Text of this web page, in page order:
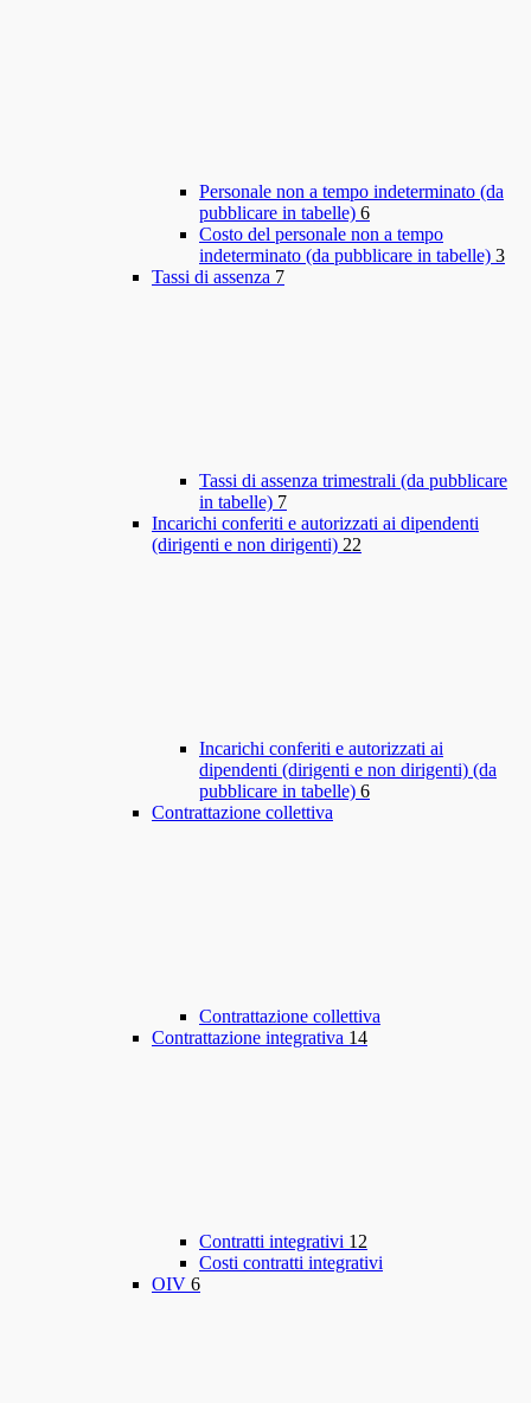
Personale non a tempo indeterminato (da
pubblicare in tabelle) 6
Costo del personale non a tempo
indeterminato (da pubblicare in tabelle) 3
Tassi di assenza 7
Tassi di assenza trimestrali (da pubblicare
in tabelle) 7
Incarichi conferiti e autorizzati ai dipendenti
(dirigenti e non dirigenti) 22
Incarichi conferiti e autorizzati ai
dipendenti (dirigenti e non dirigenti) (da
pubblicare in tabelle) 6
Contrattazione collettiva
Contrattazione collettiva
Contrattazione integrativa 14
Contratti integrativi 12
Costi contratti integrativi
OIV 6